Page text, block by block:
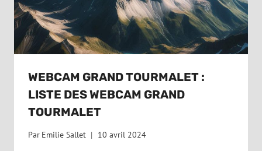
WEBCAM GRAND TOURMALET :
LISTE DES WEBCAM GRAND
TOURMALET
Par Emilie Sallet 10 avril 2024